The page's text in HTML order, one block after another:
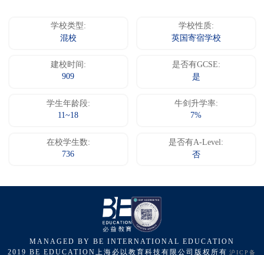
学校类型:
混校
学校性质:
英国寄宿学校
建校时间:
909
是否有GCSE:
是
学生年龄段:
11~18
牛剑升学率:
7%
在校学生数:
736
是否有A-Level:
否
MANAGED BY BE INTERNATIONAL EDUCATION
2019 BE EDUCATION上海必以教育科技有限公司版权所有 沪ICP备